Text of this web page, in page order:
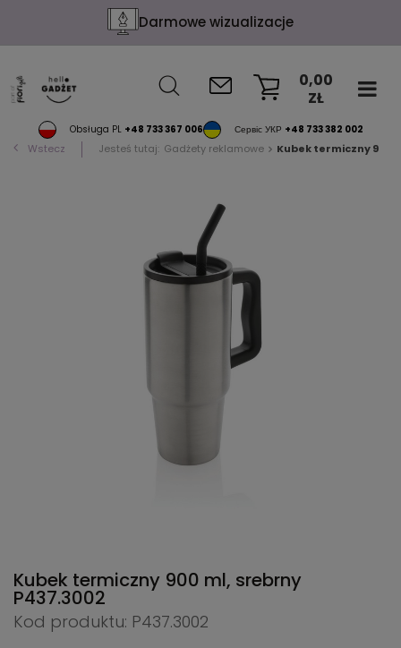
Darmowe wizualizacje
Obsługa PL +48 733 367 006 Сервіс УКР +48 733 382 002
0,00
ZŁ
Wstecz Jesteś tutaj: Gadżety reklamowe Kubek termiczny 900
Kubek termiczny 900 ml, srebrny
P437.3002
Kod produktu: P437.3002